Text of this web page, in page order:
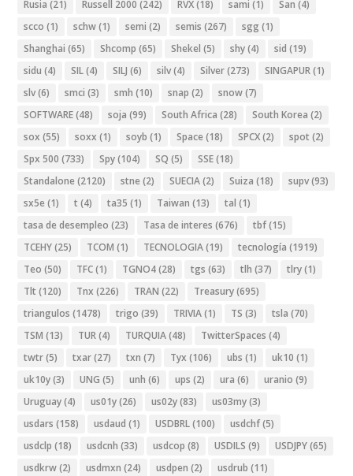
Rusia (21) Russell 2000 (242) RVX(18) sami (1) San (4)
scco (1) schw(1) semi (2) semis (267) sgg (1)
Shanghai (65) Shcomp (65) Shekel (5) shy(4) sid (19)
sidu (4) SIL(4) SILJ (6) silv(4) Silver(273) SINGAPUR(1)
slv(6) smci (3) smh (10) snap (2) snow(7)
SOFTWARE(48) soja (99) South Africa (28) South Korea (2)
sox (55) soxx (1) soyb (1) Space (18) SPCX(2) spot (2)
Spx 500 (733) Spy(104) SQ (5) SSE(18)
Standalone (2120) stne (2) SUECIA(2) Suiza (18) supv(93)
sx5e (1) t (4) ta35 (1) Taiwan (13) tal (1)
tasa de desempleo (23) Tasa de interes (676) tbf(15)
TCEHY(25) TCOM (1) TECNOLOGIA(19) tecnología (1919)
Teo (50) TFC(1) TGNO4(28) tgs (63) tlh (37) tlry(1)
Tlt (120) Tnx (226) TRAN (22) Treasury(695)
triangulos (1478) trigo (39) TRIVIA(1) TS (3) tsla (70)
TSM (13) TUR(4) TURQUIA(48) TwitterSpaces (4)
twtr(5) txar(27) txn (7) Tyx (106) ubs (1) uk10 (1)
uk10y(3) UNG (5) unh (6) ups (2) ura (6) uranio (9)
Uruguay(4) us01y(26) us02y(83) us03my(3)
usdars (158) usdaud (1) USDBRL(100) usdchf(5)
usdclp (18) usdcnh (33) usdcop (8) USDILS (9) USDJPY(65)
usdkrw(2) usdmxn (24) usdpen (2) usdrub (11)